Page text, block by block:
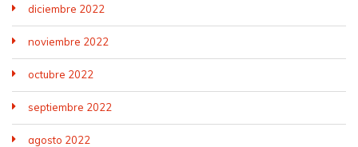
diciembre 2022
noviembre 2022
octubre 2022
septiembre 2022
agosto 2022